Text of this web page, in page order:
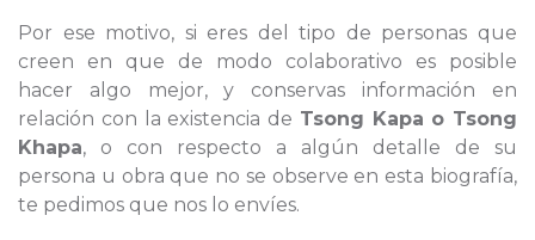
Por ese motivo, si eres del tipo de personas que
creen en que de modo colaborativo es posible
hacer algo mejor, y conservas información en
relación con la existencia de Tsong Kapa o Tsong
Khapa, o con respecto a algún detalle de su
persona u obra que no se observe en esta biografía,
te pedimos que nos lo envíes.